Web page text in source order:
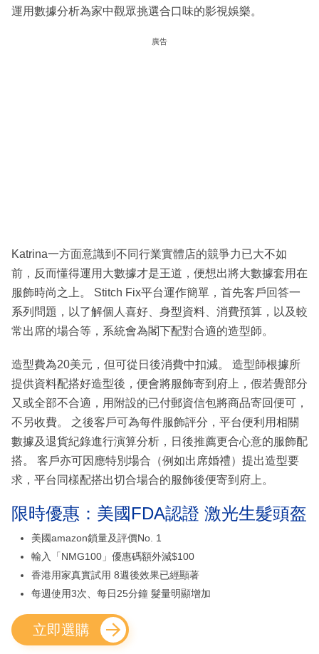
運用數據分析為家中觀眾挑選合口味的影視娛樂。
廣告
Katrina一方面意識到不同行業實體店的競爭力已大不如
前，反而懂得運用大數據才是王道，便想出將大數據套用在
服飾時尚之上。 Stitch Fix平台運作簡單，首先客戶回答一
系列問題，以了解個人喜好、身型資料、消費預算，以及較
常出席的場合等，系統會為閣下配對合適的造型師。
造型費為20美元，但可從日後消費中扣減。 造型師根據所
提供資料配搭好造型後，便會將服飾寄到府上，假若覺部分
又或全部不合適，用附設的已付郵資信包將商品寄回便可，
不另收費。 之後客戶可為每件服飾評分，平台便利用相關
數據及退貨紀錄進行演算分析，日後推薦更合心意的服飾配
搭。 客戶亦可因應特別場合（例如出席婚禮）提出造型要
求，平台同樣配搭出切合場合的服飾後便寄到府上。
限時優惠：美國FDA認證 激光生髮頭盔
美國amazon鎖量及評價No. 1
輸入「NMG100」優惠碼額外減$100
香港用家真實試用 8週後效果已經顯著
每週使用3次、每日25分鐘 髮量明顯增加
立即選購